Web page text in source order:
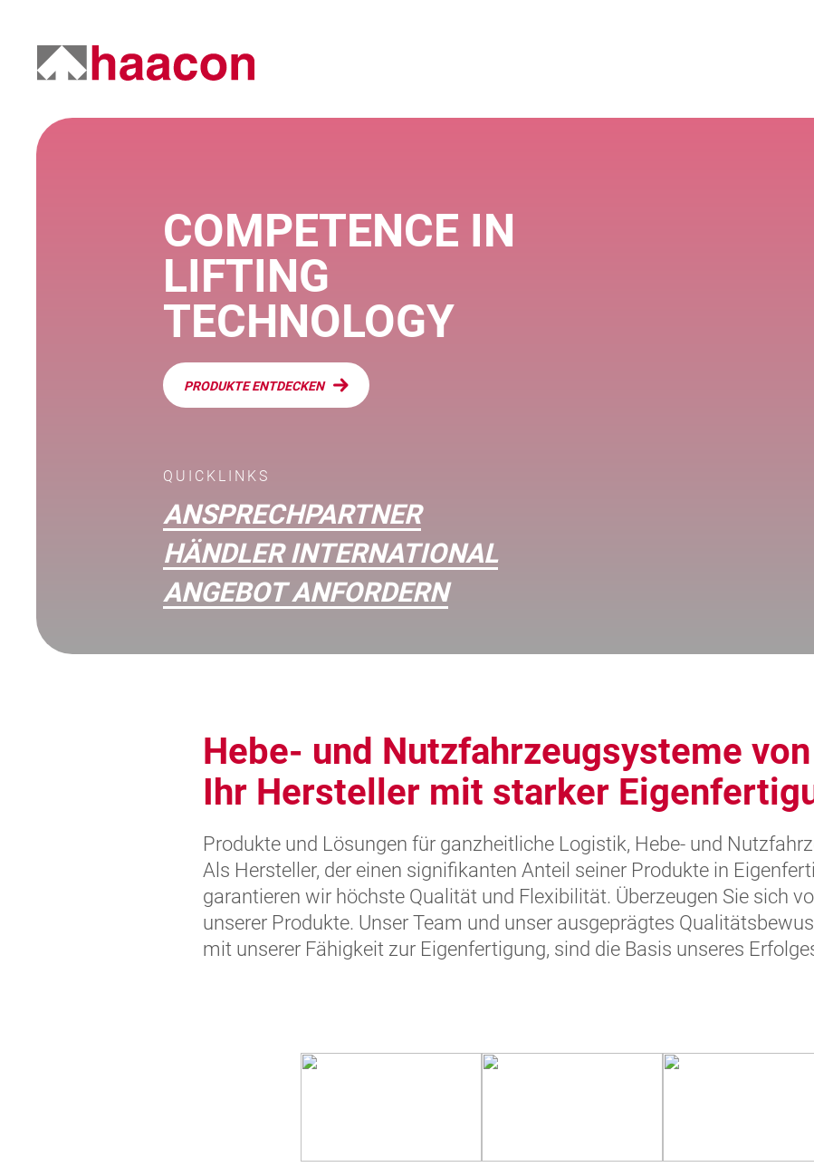
COMPETENCE IN
LIFTING
TECHNOLOGY
PRODUKTE ENTDECKEN
QUICKLINKS
ANSPRECHPARTNER
HÄNDLER INTERNATIONAL
ANGEBOT ANFORDERN
Hebe- und Nutzfahrzeugsysteme
Ihr Hersteller mit starker
Produkte und Lösungen für ganzheitliche Logistik, Hebe- und
Als Hersteller, der einen signifikanten Anteil seiner Produkte in
garantieren wir höchste Qualität und Flexibilität. Überzeugen Sie sich
unserer Produkte. Unser Team und unser ausgeprägtes
mit unserer Fähigkeit zur Eigenfertigung, sind die Basis unseres